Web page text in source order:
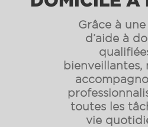
Grâce à
d’aide à
bienveillantes,
toutes les
vie